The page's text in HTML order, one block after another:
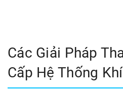
Các Giải Pháp
Cấp Hệ Thống